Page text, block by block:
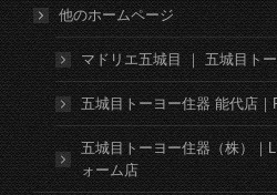
他のホームページ
マドリエ五城目 ｜ 五城目ト
五城目トーヨー住器 能代店
五城目トーヨー住器（株）｜
ォーム店